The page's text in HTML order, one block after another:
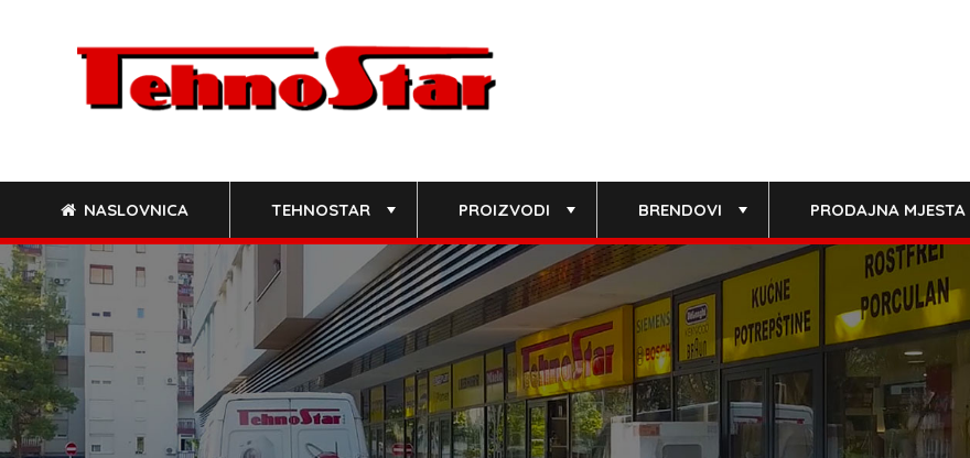
NASLOVNICA TEHNOSTAR PROIZVODI BRENDOVI PRODAJNA MJESTA